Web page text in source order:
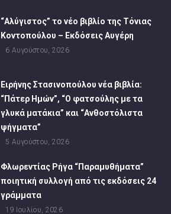
“Αλύγιστος” το νέο βιβλίο της Τόνιας
Κοντοπούλου – Εκδόσεις Αυγέρη
6 Αυγούστου, 2026
Ειρήνης Στασινοπούλου νέα βιβλία:
“Πάτερ Ημών”, “Ο φατσούλης με τα
γλυκά ματάκια” και “Ανθοστόλιστα
ψήγματα”
5 Αυγούστου, 2026
Φλωρεντίας Ρήγα “Παραμυθήματα”
ποιητική συλλογή από τις εκδόσεις 24
γράμματα
19 Ιουλίου, 2026